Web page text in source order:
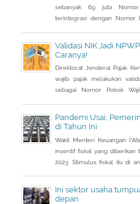
sebanyak 69 juta
terintegrasi dengan Nomor
total target yang baru
pelayanan dapat lebih
Validasi NIK Jadi
Caranya!
Direktorat Jenderal Pajak
wajib pajak melakukan
sebagai Nomor Pokok
112/PMK.03/2022. Dalam
Pandemi Usai,
di Tahun Ini
Wakil Menteri Keuangan
insentif fiskal yang diberikan
2023. Stimulus fiskal itu di
(PPN DTP) untuk sektor
Ini sektor usaha
depan